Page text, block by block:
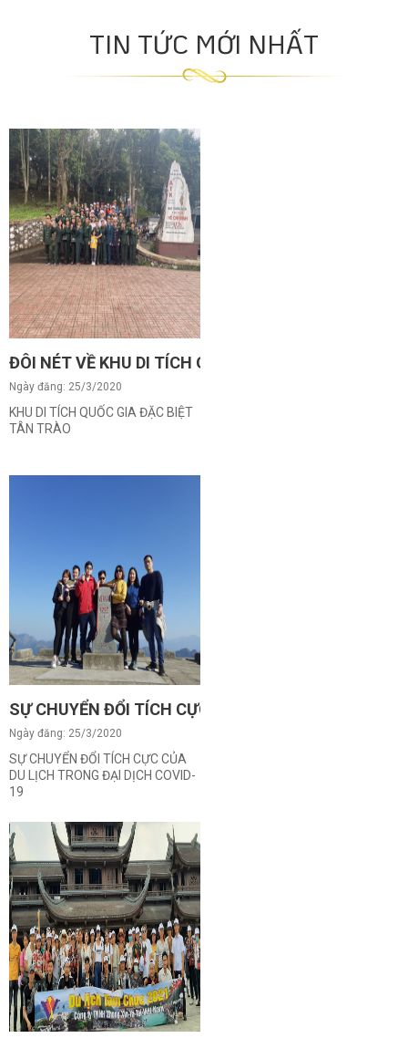
TIN TỨC MỚI NHẤT
ĐÔI NÉT VỀ KHU DI TÍCH QUỐC GIA ĐẶC BIỆT TÂN
Ngày đăng: 25/3/2020
KHU DI TÍCH QUỐC GIA ĐẶC BIỆT
TÂN TRÀO
SỰ CHUYỂN ĐỔI TÍCH CỰC CỦA DU LỊCH TRONG ĐẠI
Ngày đăng: 25/3/2020
SỰ CHUYỂN ĐỔI TÍCH CỰC CỦA
DU LỊCH TRONG ĐẠI DỊCH COVID-
19